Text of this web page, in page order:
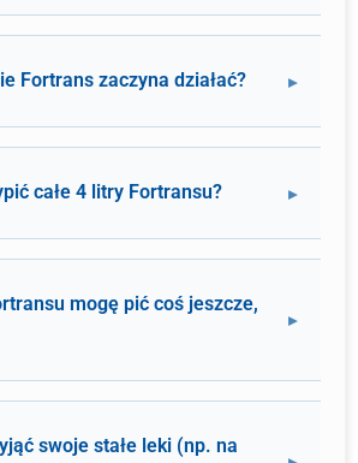
Fortrans zaczyna działać?
całe 4 litry Fortransu?
mogę pić coś jeszcze,
swoje stałe leki (np. na